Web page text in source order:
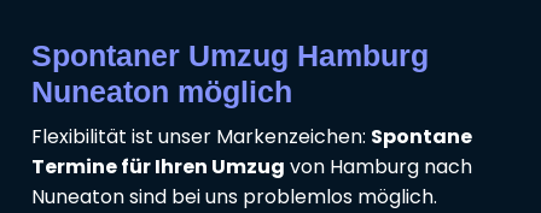
Spontaner Umzug Hamburg
Nuneaton möglich
Flexibilität ist unser Markenzeichen: Spontane
Termine für Ihren Umzug von Hamburg nach
Nuneaton sind bei uns problemlos möglich.